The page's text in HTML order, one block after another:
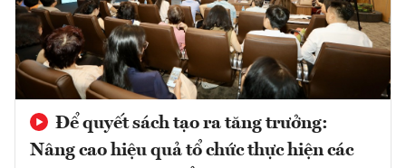
Để quyết sách tạo ra tăng trưởng:
Nâng cao hiệu quả tổ chức thực hiện các